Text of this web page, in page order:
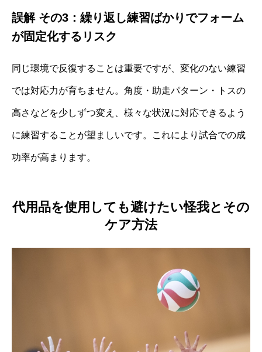
誤解 その3：繰り返し練習ばかりでフォーム
が固定化するリスク
同じ環境で反復することは重要ですが、変化のない練習
では対応力が育ちません。角度・助走パターン・トスの
高さなどを少しずつ変え、様々な状況に対応できるよう
に練習することが望ましいです。これにより試合での成
功率が高まります。
代用品を使用しても避けたい怪我とその
ケア方法